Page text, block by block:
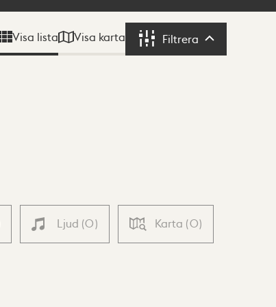
Visa lista Visa karta Filtrera Filtrera
Ljud (0) Karta (0)